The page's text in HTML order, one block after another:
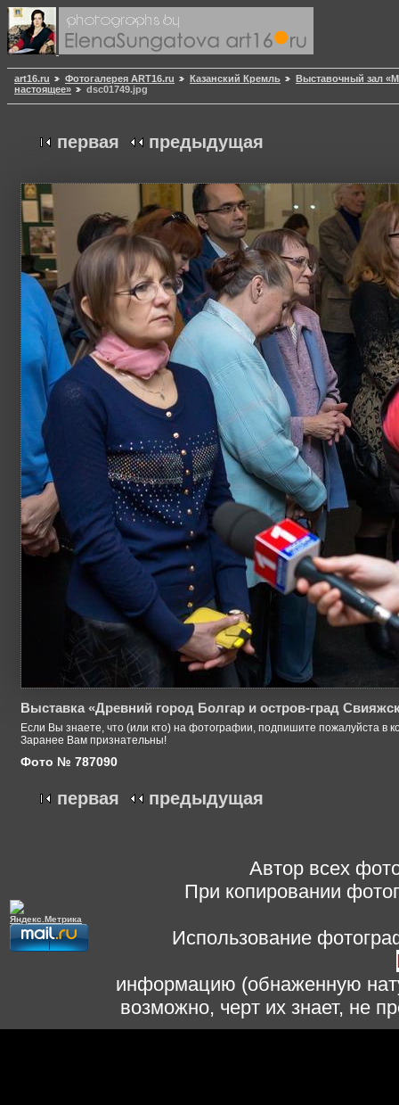
art16.ru Фотогалерея ART16.ru Казанский Кремль
Выставочный зал
настоящее»
dsc01749.jpg
первая предыдущая
Выставка «Древний город Болгар и остров-град
Если Вы знаете, что (или кто) на фотографии, подпишите пожалуйста в
Заранее Вам признательны!
Фото № 787090
первая предыдущая
Автор всех
При копировании
Использование
информацию (обнаженную
возможно, черт их знает, не